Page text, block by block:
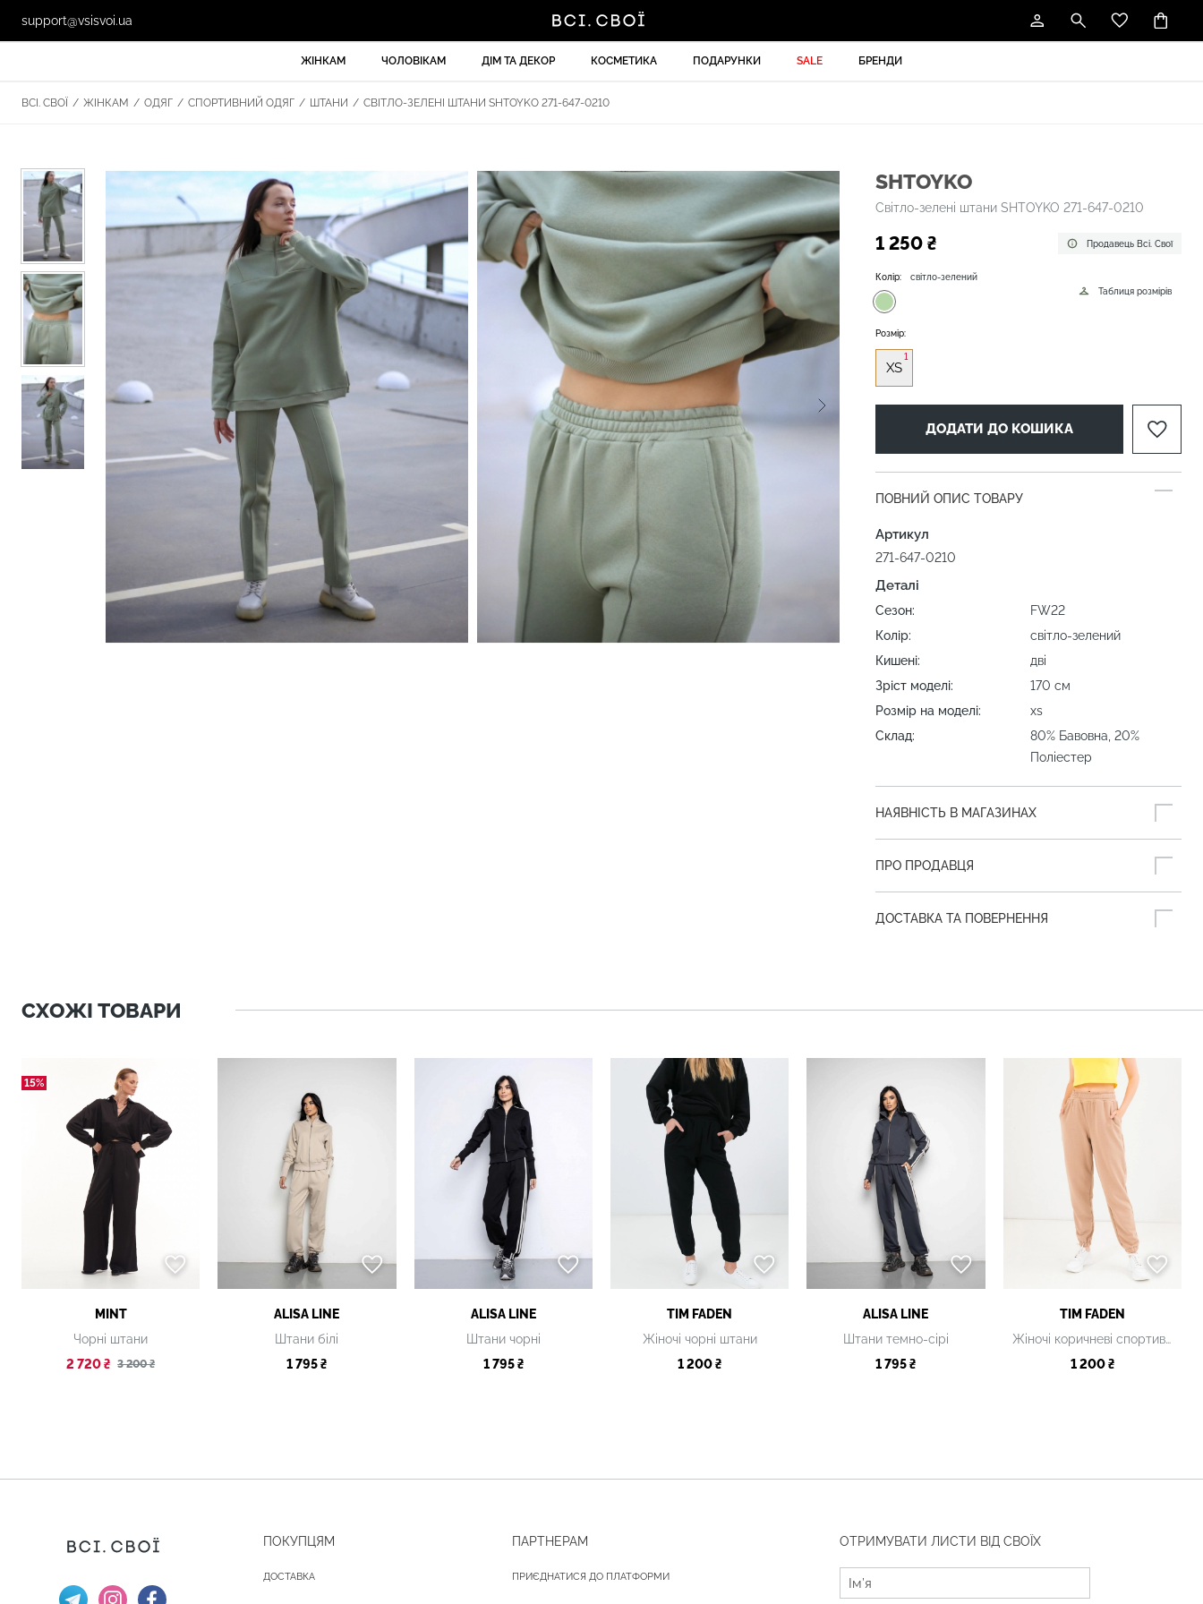
support@vsisvoi.ua
ЖІНКАМ ЧОЛОВІКАМ ДІМ ТА ДЕКОР КОСМЕТИКА ПОДАРУНКИ SALE БРЕНДИ
ВСІ. СВОЇ / ЖІНКАМ / ОДЯГ / СПОРТИВНИЙ ОДЯГ / ШТАНИ / СВІТЛО-ЗЕЛЕНІ ШТАНИ SHTOYKO 271-647-0210
SHTOYKO
Світло-зелені штани SHTOYKO 271-647-0210
1 250 ₴ Продавець Всі. Свої
Колір:
світло-зелений
Таблиця розмірів
Розмір:
XS
1
ДОДАТИ ДО КОШИКА
ПОВНИЙ ОПИС ТОВАРУ
Артикул
271-647-0210
Деталі
Сезон:
FW22
Колір:
світло-зелений
Кишені:
дві
Зріст моделі:
170 см
Розмір на моделі:
xs
Склад:
80% Бавовна, 20%
Поліестер
НАЯВНІСТЬ В МАГАЗИНАХ
ПРО ПРОДАВЦЯ
ДОСТАВКА ТА ПОВЕРНЕННЯ
СХОЖІ ТОВАРИ
15%
MINT
Чорні штани
2 720 ₴ 3 200 ₴
ALISA LINE
Штани білі
1 795 ₴
ALISA LINE
Штани чорні
1 795 ₴
TIM FADEN
Жіночі чорні штани
1 200 ₴
ALISA LINE
Штани темно-сірі
1 795 ₴
TIM FADEN
Жіночі коричневі спортивні штани
1 200 ₴
ПОКУПЦЯМ
ДОСТАВКА
ПАРТНЕРАМ
ПРИЄДНАТИСЯ ДО ПЛАТФОРМИ
ОТРИМУВАТИ ЛИСТИ ВІД СВОЇХ